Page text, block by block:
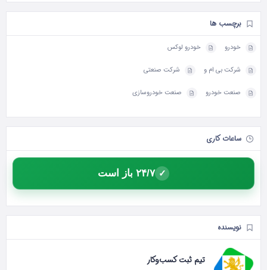
برچسب ها
خودرو خودرو لوکس
شرکت بی ام و شرکت صنعتی
صنعت خودرو صنعت خودروسازی
ساعات کاری
✓ ۲۴/۷ باز است
نویسنده
تیم ثبت کسب‌وکار